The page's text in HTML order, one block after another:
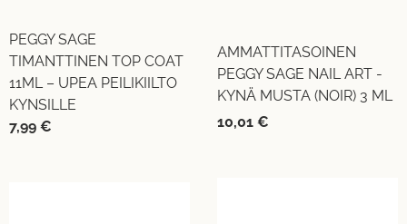
PEGGY SAGE
TIMANTTINEN TOP COAT
11ML – UPEA PEILIKIILTO
KYNSILLE
7,99 €
AMMATTITASOINEN
PEGGY SAGE NAIL ART -
KYNÄ MUSTA (NOIR) 3 ML
10,01 €